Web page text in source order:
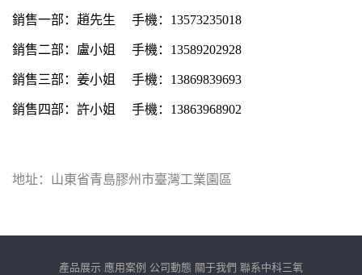
銷售一部： 趙先生 手機：13573235018
銷售二部： 盧小姐 手機：13589202928
銷售三部： 姜小姐 手機：13869839693
銷售四部： 許小姐 手機：13863968902
地址：山東省青島膠州市臺灣工業園區
產品展示 應用案例 公司動態 關于我們 聯系中科三氧